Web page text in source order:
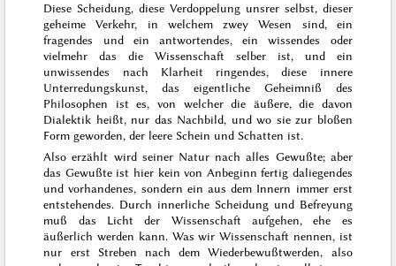
Diese Scheidung, diese Verdoppelung unsrer selbst, dieser
geheime Verkehr, in welchem zweyWesen sind, ein
fragendes und ein antwortendes, ein wissendes oder
vielmehr das die Wissenschaft selber ist, und ein
unwissendes nach Klarheit ringendes, diese innere
Unterredungskunst, das eigentliche Geheimniß des
Philosophen ist es, von welcher die äußere, die davon
Dialektik heißt, nur das Nachbild, und wo sie zur bloßen
Form geworden, der leere Schein und Schatten ist.
Also erzählt wird seiner Natur nach alles Gewußte; aber
das Gewußte ist hier kein von Anbeginn fertig daliegendes
und vorhandenes, sondern ein aus dem Innern immer erst
entstehendes. Durch innerliche Scheidung und Befreyung
muß das Licht der Wissenschaft aufgehen, ehe es
äußerlich werden kann. Was wir Wissenschaft nennen, ist
nur erst Streben nach dem Wiederbewußtwerden, also